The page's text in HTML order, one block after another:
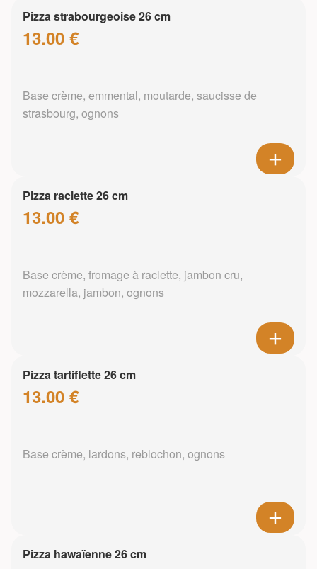
Pizza strabourgeoise 26 cm
13.00 €
Base crème, emmental, moutarde, saucisse de
strasbourg, ognons
Pizza raclette 26 cm
13.00 €
Base crème, fromage à raclette, jambon cru,
mozzarella, jambon, ognons
Pizza tartiflette 26 cm
13.00 €
Base crème, lardons, reblochon, ognons
Pizza hawaïenne 26 cm